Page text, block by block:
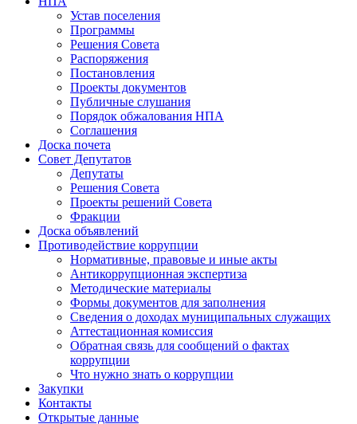
Устав поселения
Программы
Решения Совета
Распоряжения
Постановления
Проекты документов
Публичные слушания
Порядок обжалования НПА
Соглашения
Доска почета
Совет Депутатов
Депутаты
Решения Совета
Проекты решений Совета
Фракции
Доска объявлений
Противодействие коррупции
Нормативные, правовые и иные акты
Антикоррупционная экспертиза
Методические материалы
Формы документов для заполнения
Сведения о доходах муниципальных служащих
Аттестационная комиссия
Обратная связь для сообщений о фактах
коррупции
Что нужно знать о коррупции
Закупки
Контакты
Открытые данные